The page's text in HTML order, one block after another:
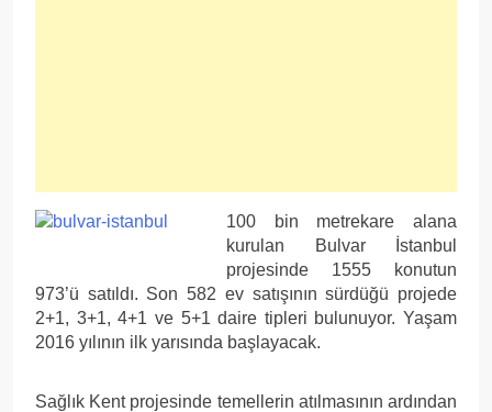
100 bin metrekare alana
kurulan Bulvar İstanbul
projesinde 1555 konutun
973’ü satıldı. Son 582 ev satışının sürdüğü projede
2+1, 3+1, 4+1 ve 5+1 daire tipleri bulunuyor. Yaşam
2016 yılının ilk yarısında başlayacak.
Sağlık Kent projesinde temellerin atılmasının ardından